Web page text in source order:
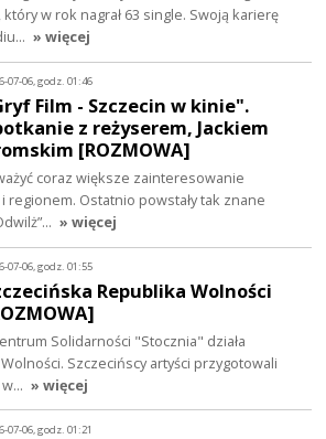
w rok nagrał 63 single. Swoją karierę
» więcej
07-06, godz. 01:46
Film - Szczecin w kinie".
z reżyserem, Jackiem
[ROZMOWA]
coraz większe zainteresowanie
regionem. Ostatnio powstały tak znane
» więcej
07-06, godz. 01:55
Republika Wolności
Solidarności "Stocznia" działa
Szczecińscy artyści przygotowali
» więcej
07-06, godz. 01:21